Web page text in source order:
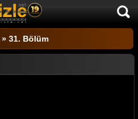
» 31. Bölüm